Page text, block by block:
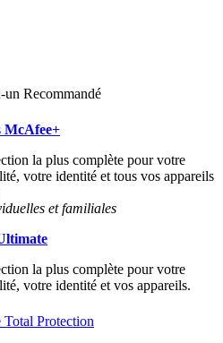
un Recommandé
McAfee+
la plus complète pour votre
votre identité et tous vos appareils
et familiales
la plus complète pour votre
votre identité et vos appareils.
Protection